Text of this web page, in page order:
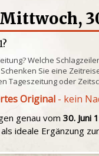
Welche
Sie eine
Tageszeitung oder
Original - kein
genau vom30. Juni
ideale Ergänzung